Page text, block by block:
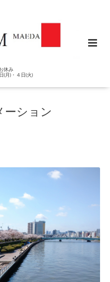
休み
月)・４日(火)
ーション